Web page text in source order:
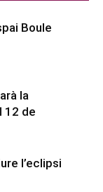
Boule
la
12 de
l’eclipsi